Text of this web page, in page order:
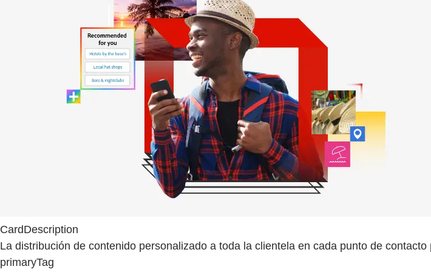
CardDescription
La distribución de contenido personalizado a toda la clientela en cada punto de
primaryTag